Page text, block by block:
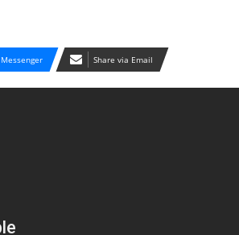
Messenger Share via Email